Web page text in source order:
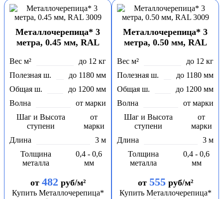
Металлочерепица* 3
метра, 0.45 мм, RAL
Вес м²
до 12 кг
Полезная ш.
до 1180 мм
Общая ш.
до 1200 мм
Волна
от марки
Шаг и Высота
ступени
от
марки
Длина
3 м
Толщина
металла
0,4 - 0,6
мм
от 482 руб/м²
Купить Металлочерепица*
Металлочерепица* 3
метра, 0.50 мм, RAL
Вес м²
до 12 кг
Полезная ш.
до 1180 мм
Общая ш.
до 1200 мм
Волна
от марки
Шаг и Высота
ступени
от
марки
Длина
3 м
Толщина
металла
0,4 - 0,6
мм
от 555руб/м²
Купить Металлочерепица*